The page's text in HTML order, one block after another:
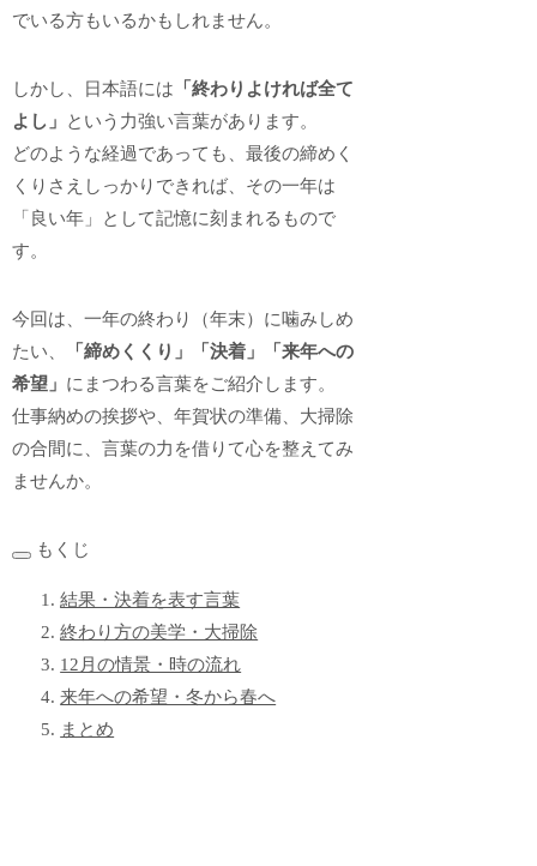
でいる方もいるかもしれません。
しかし、日本語には 「終わりよければ全て
よし」
という力強い言葉があります。
どのような経過であっても、最後の締めく
くりさえしっかりできれば、その一年は
「良い年」として記憶に刻まれるもので
す。
今回は、一年の終わり（年末）に噛みしめ
たい、
「締めくくり」「決着」「来年への
希望」 にまつわる言葉をご紹介します。
仕事納めの挨拶や、年賀状の準備、大掃除
の合間に、言葉の力を借りて心を整えてみ
ませんか。
もくじ
結果・決着を表す言葉
終わり方の美学・大掃除
12月の情景・時の流れ
来年への希望・冬から春へ
まとめ